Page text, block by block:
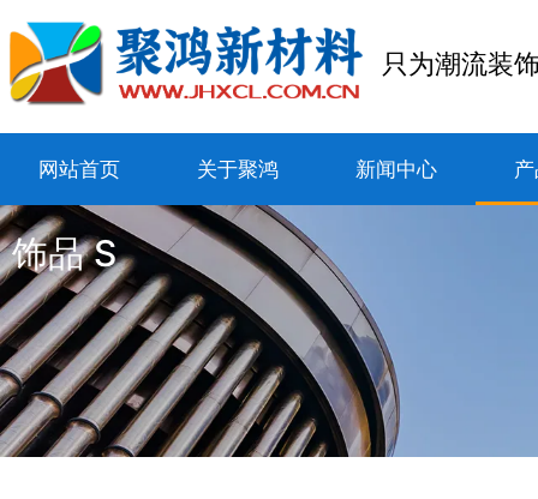
只为潮流装
网站首页 关于聚鸿 新闻中心
饰品 S